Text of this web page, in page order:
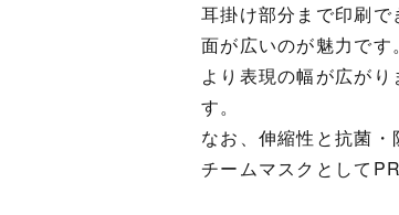
耳掛け部分まで印刷
面が広いのが魅力です。
より表現の幅が広が
す。
なお、伸縮性と抗菌・
チームマスクとして